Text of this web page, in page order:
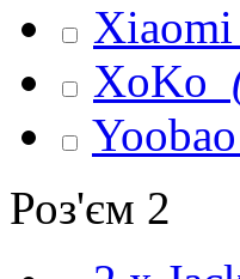
Xiaomi
XoKo
Yoobao
Роз'єм 2